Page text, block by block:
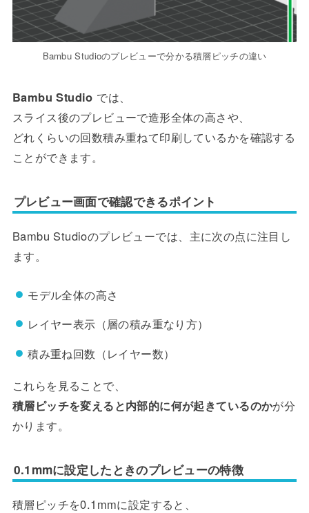
Bambu Studioのプレビューで分かる積層ピッチの違い
Bambu Studio では、
スライス後のプレビューで造形全体の高さや、
どれくらいの回数積み重ねて印刷しているかを確認する
ことができます。
プレビュー画面で確認できるポイント
Bambu Studioのプレビューでは、主に次の点に注目し
ます。
モデル全体の高さ
レイヤー表示（層の積み重なり方）
積み重ね回数（レイヤー数）
これらを見ることで、
積層ピッチを変えると内部的に何が起きているのかが分
かります。
0.1mmに設定したときのプレビューの特徴
積層ピッチを0.1mmに設定すると、